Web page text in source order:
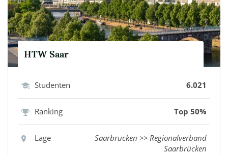
HTW Saar
Studenten 6.021
Ranking Top 50%
Lage
Saarbrücken >> Regionalverband
Saarbrücken